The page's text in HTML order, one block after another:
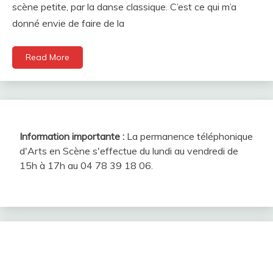
scène petite, par la danse classique. C’est ce qui m’a
donné envie de faire de la
Read More
Information importante : La permanence téléphonique
d'Arts en Scène s'effectue du lundi au vendredi de
15h à 17h au 04 78 39 18 06.